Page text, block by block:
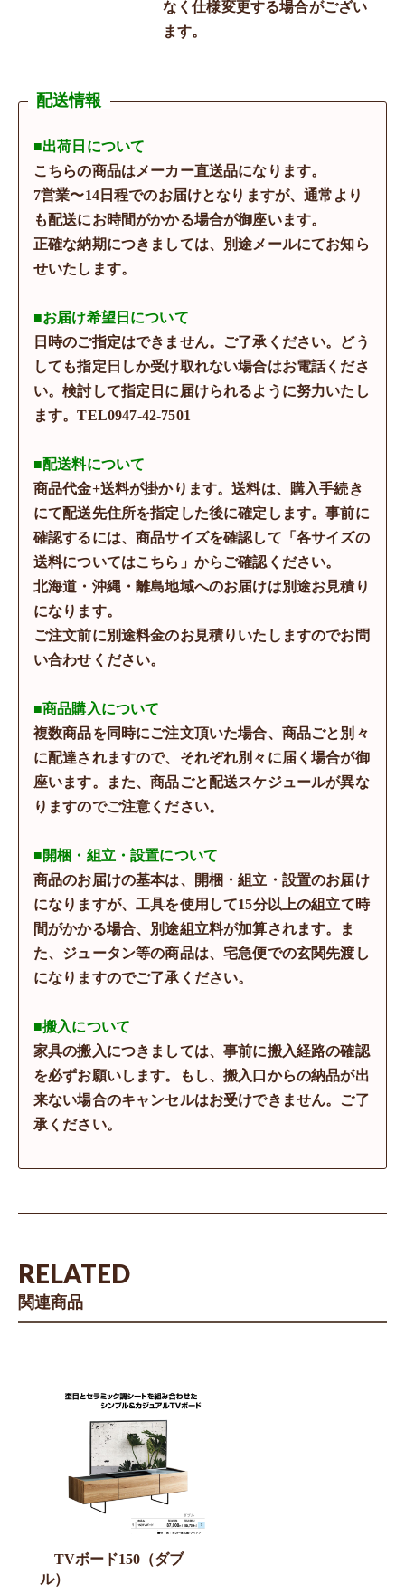
なく仕様変更する場合がござい
ます。
配送情報
■出荷日について
こちらの商品はメーカー直送品になります。
7営業〜14日程でのお届けとなりますが、通常より
も配送にお時間がかかる場合が御座います。
正確な納期につきましては、別途メールにてお知ら
せいたします。
■お届け希望日について
日時のご指定はできません。ご了承ください。どう
しても指定日しか受け取れない場合はお電話くださ
い。検討して指定日に届けられるように努力いたし
ます。TEL0947-42-7501
■配送料について
商品代金+送料が掛かります。送料は、購入手続き
にて配送先住所を指定した後に確定します。事前に
確認するには、商品サイズを確認して「各サイズの
送料についてはこちら」からご確認ください。
北海道・沖縄・離島地域へのお届けは別途お見積り
になります。
ご注文前に別途料金のお見積りいたしますのでお問
い合わせください。
■商品購入について
複数商品を同時にご注文頂いた場合、商品ごと別々
に配達されますので、それぞれ別々に届く場合が御
座います。また、商品ごと配送スケジュールが異な
りますのでご注意ください。
■開梱・組立・設置について
商品のお届けの基本は、開梱・組立・設置のお届け
になりますが、工具を使用して15分以上の組立て時
間がかかる場合、別途組立料が加算されます。ま
た、ジュータン等の商品は、宅急便での玄関先渡し
になりますのでご了承ください。
■搬入について
家具の搬入につきましては、事前に搬入経路の確認
を必ずお願いします。もし、搬入口からの納品が出
来ない場合のキャンセルはお受けできません。ご了
承ください。
RELATED
関連商品
TVボード150（ダブ
ル）